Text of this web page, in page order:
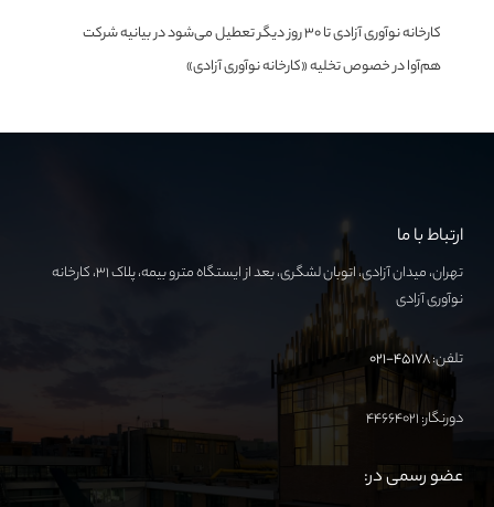
کارخانه نوآوری آزادی تا ۳۰ روز دیگر تعطیل می‌شود دربیانیه شرکت
هم‌آوا در خصوص تخلیه «کارخانه نوآوری آزادی»
ارتباط با ما
تهران، میدان آزادی، اتوبان لشگری، بعد از ایستگاه مترو بیمه، پلاک ۳۱، کارخانه
نوآوری آزادی
تلفن:۴۵۱۷۸-۰۲۱
دورنگار: ۴۴۶۶۴۰۲۱
عضو رسمی در: